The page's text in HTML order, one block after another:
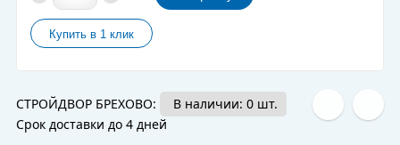
СТРОЙДВОР БРЕХОВО:
В наличии: 0 шт.
Срок доставки до 4 дней